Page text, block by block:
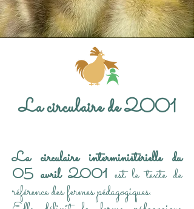
La circulaire de 2001
La circulaire interministérielle du
05 avril 2001 est le texte de
référence des fermes pédagogiques.